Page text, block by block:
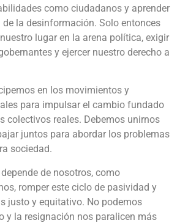
como ciudadanos y aprender
de la desinformación. Solo entonces
lugar en la arena política, exigir
y ejercer nuestro derecho a
en los movimientos y
para impulsar el cambio fundado
colectivos reales. Debemos unirnos
juntos para abordar los problemas
sociedad.
de nosotros, como
romper este ciclo de pasividad y
justo y equitativo. No podemos
y la resignación nos paralicen más